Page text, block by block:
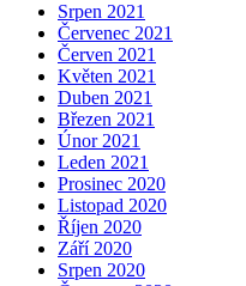
Srpen 2021
Červenec 2021
Červen 2021
Květen 2021
Duben 2021
Březen 2021
Únor 2021
Leden 2021
Prosinec 2020
Listopad 2020
Říjen 2020
Září 2020
Srpen 2020